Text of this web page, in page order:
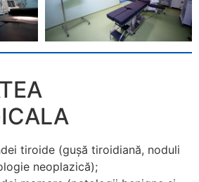
tiroide (guşă tiroidiană, noduli
neoplazică);